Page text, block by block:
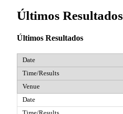
Últimos Resultados
Últimos Resultados